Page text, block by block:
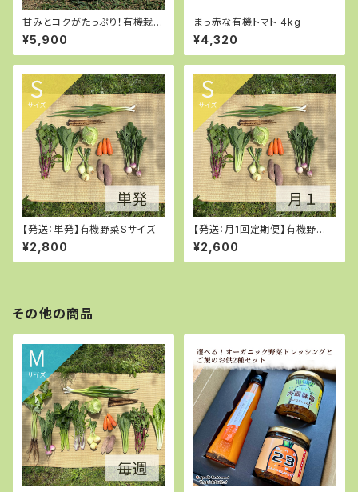
甘みとコクがたっぷり！有機栽培
玉ねぎ 10kg
¥5,900
まっ赤な有機トマト 4kg
¥4,320
【発送：単発】有機野菜Sサイズ
¥2,800
【発送：月1回定期便】有機野菜S
サイズ
¥2,600
その他の商品